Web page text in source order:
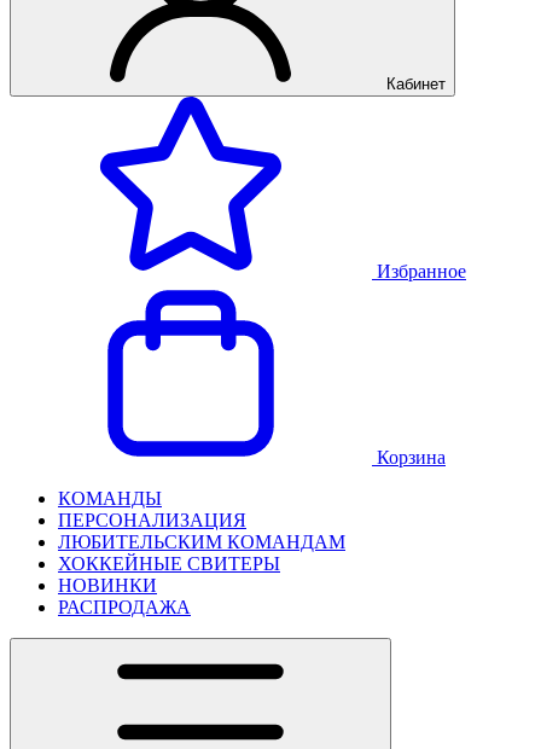
Кабинет
Избранное
Корзина
КОМАНДЫ
ПЕРСОНАЛИЗАЦИЯ
ЛЮБИТЕЛЬСКИМ КОМАНДАМ
ХОККЕЙНЫЕ СВИТЕРЫ
НОВИНКИ
РАСПРОДАЖА